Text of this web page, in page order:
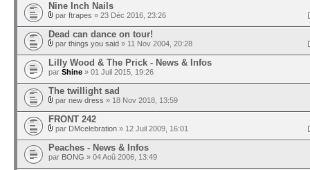
Nine Inch Nails
par ftrapes » 23 Déc 2016, 23:26
Dead can dance on tour!
par things you said » 11 Nov 2004, 20:28
Lilly Wood & The Prick - News & Infos
par Shine » 01 Juil 2015, 19:26
The twillight sad
par new dress » 18 Nov 2018, 13:59
FRONT 242
par DMcelebration » 12 Juil 2009, 16:01
Peaches - News & Infos
par BONG » 04 Aoû 2006, 13:49